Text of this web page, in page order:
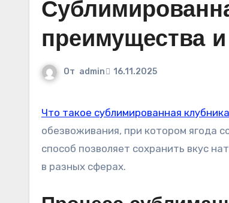
преимущества
От admin 16.11.2025
Что такое сублимированная
обезвоживания, при котором ягода
способ позволяет сохранить вкус
в разных сферах.